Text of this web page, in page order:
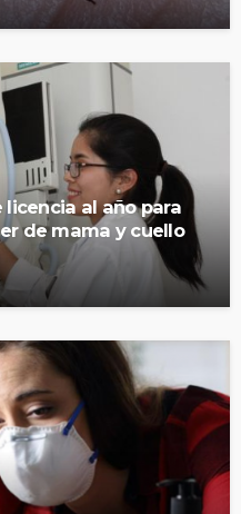
al año para
de mama y cuello